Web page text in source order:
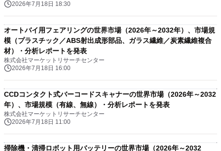
2026年7月18日 18:30
オートバイ用フェアリングの世界市場（2026年～2032年）、市場規
模（プラスチック／ABS射出成形部品、ガラス繊維／炭素繊維複合
材）・分析レポートを発表
株式会社マーケットリサーチセンター
2026年7月18日 16:00
CCDコンタクト式バーコードスキャナーの世界市場（2026年～2032
年）、市場規模（有線、無線）・分析レポートを発表
株式会社マーケットリサーチセンター
2026年7月18日 11:00
掃除機・清掃ロボット用バッテリーの世界市場（2026年～2032